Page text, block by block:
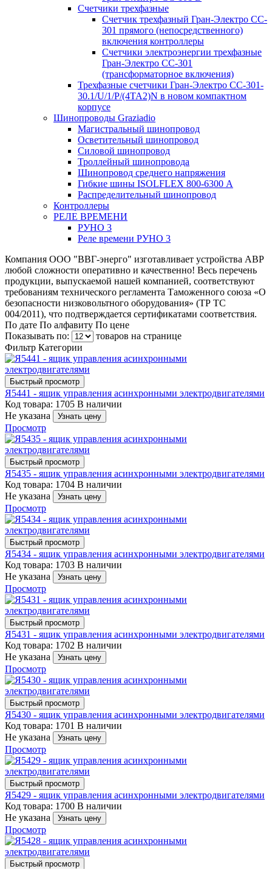
Счетчики трехфазные
Счетчик трехфазный Гран-Электро CC-
301 прямого (непосредственного)
включения контроллеры
Счетчики электроэнергии трехфазные
Гран-Электро CC-301
(трансформаторное включения)
Трехфазные счетчики Гран-Электро СС-301-
30.1/U/1/P/(4TA2)N в новом компактном
корпусе
Шинопроводы Graziadio
Магистральный шинопровод
Осветительный шинопровод
Силовой шинопровод
Троллейный шинопровода
Шинопровод среднего напряжения
Гибкие шины ISOLFLEX 800-6300 А
Распределительный шинопровод
Контроллеры
РЕЛЕ ВРЕМЕНИ
РУНО 3
Реле времени РУНО 3
Компания ООО "ВВГ-энерго" изготавливает устройства АВР
любой сложности оперативно и качественно! Весь перечень
продукции, выпускаемой нашей компанией, соответствуют
требованиям технического регламента Таможенного союза «О
безопасности низковольтного оборудования» (ТР ТС
004/2011), что подтверждается сертификатами соответствия.
По дате По алфавиту По цене
Показывать по:
товаров на странице
Фильтр Категории
Быстрый просмотр
Я5441 - ящик управления асинхронными электродвигателями
Код товара: 1705 В наличии
Не указана
Узнать цену
Просмотр
Быстрый просмотр
Я5435 - ящик управления асинхронными электродвигателями
Код товара: 1704 В наличии
Не указана
Узнать цену
Просмотр
Быстрый просмотр
Я5434 - ящик управления асинхронными электродвигателями
Код товара: 1703 В наличии
Не указана
Узнать цену
Просмотр
Быстрый просмотр
Я5431 - ящик управления асинхронными электродвигателями
Код товара: 1702 В наличии
Не указана
Узнать цену
Просмотр
Быстрый просмотр
Я5430 - ящик управления асинхронными электродвигателями
Код товара: 1701 В наличии
Не указана
Узнать цену
Просмотр
Быстрый просмотр
Я5429 - ящик управления асинхронными электродвигателями
Код товара: 1700 В наличии
Не указана
Узнать цену
Просмотр
Быстрый просмотр